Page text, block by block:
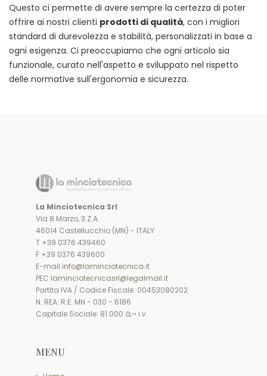
Questo ci permette di avere sempre la certezza di poter
offrire ai nostri clienti prodotti di qualità, con i migliori
standard di durevolezza e stabilità, personalizzati in base a
ogni esigenza. Ci preoccupiamo che ogni articolo sia
funzionale, curato nell'aspetto e sviluppato nel rispetto
delle normative sull'ergonomia e sicurezza.
La Minciotecnica Srl
Via 8 Marzo, 3 Z.A.
46014 Castellucchio (MN) - ITALY
T +39 0376 439460
F +39 0376 439600
E-mail info@laminciotecnica.it
PEC laminciotecnicasrl@legalmail.it
Partita IVA / Codice Fiscale: 00453080202
N. REA: R.E. MN - 030 - 6186
Capitale Sociale: 81.000 â‚¬ i.v.
MENU